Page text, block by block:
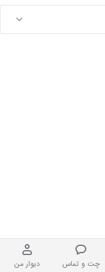
چت و تماس دیوار من